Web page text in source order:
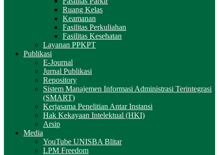
Ruang Kelas
Keamanan
Fasilitas Perkuliahan
Fasilitas Kesehatan
Layanan PPKPT
Publikasi
E-Journal
Jurnal Publikasi
Repository
Sistem Manajemen Informasi Administrasi Terintegrasi
(SMART)
Kerjasama Penelitian Antar Instansi
Hak Kekayaan Intelektual (HKI)
Arsip
Media
YouTube UNISBA Blitar
LPM Freedom